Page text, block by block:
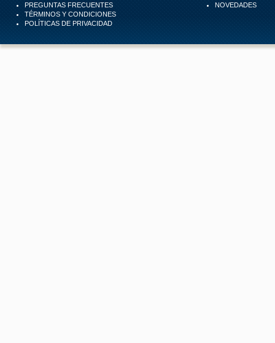
PREGUNTAS FRECUENTES
TÉRMINOS Y CONDICIONES
POLÍTICAS DE PRIVACIDAD
NOVEDADES